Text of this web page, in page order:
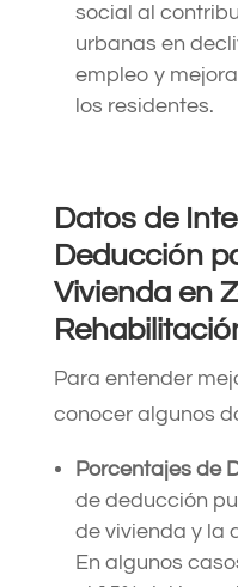
social al
urbanas en
empleo y
los residentes.
Datos de
Deducción
Vivienda en
Para entender
conocer algunos
Porcentajes de
de deducción
de vivienda y la
En algunos